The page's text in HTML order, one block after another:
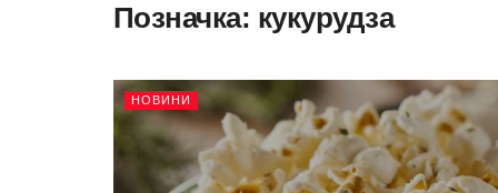
Позначка: кукурудза
НОВИНИ